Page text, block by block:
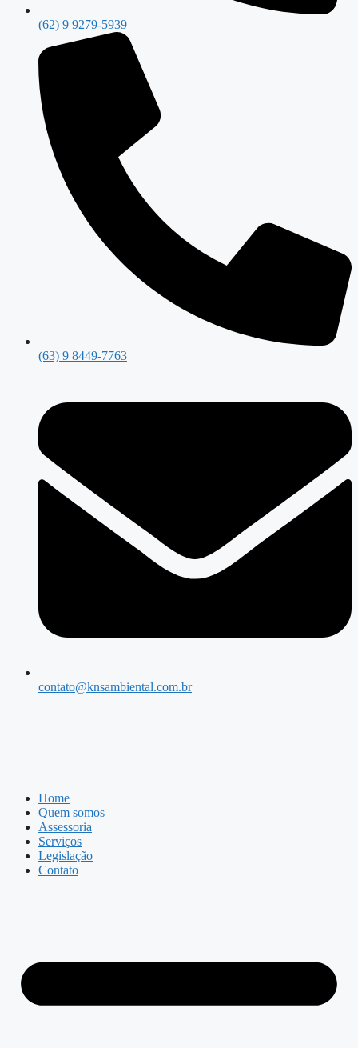
(62) 9 9279-5939
(63) 9 8449-7763
contato@knsambiental.com.br
Home
Quem somos
Assessoria
Serviços
Legislação
Contato